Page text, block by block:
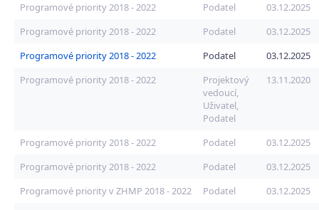
Programové priority 2018 - 2022
Podatel
03.12.2025
Programové priority 2018 - 2022
Podatel
03.12.2025
Programové priority 2018 - 2022
Podatel
03.12.2025
Programové priority 2018 - 2022
Projektový
vedoucí,
Uživatel,
Podatel
13.11.2020
Programové priority 2018 - 2022 Podatel
03.12.2025
Programové priority 2018 - 2022
Podatel
03.12.2025
Programové priority v ZHMP 2018 - 2022
Podatel
03.12.2025